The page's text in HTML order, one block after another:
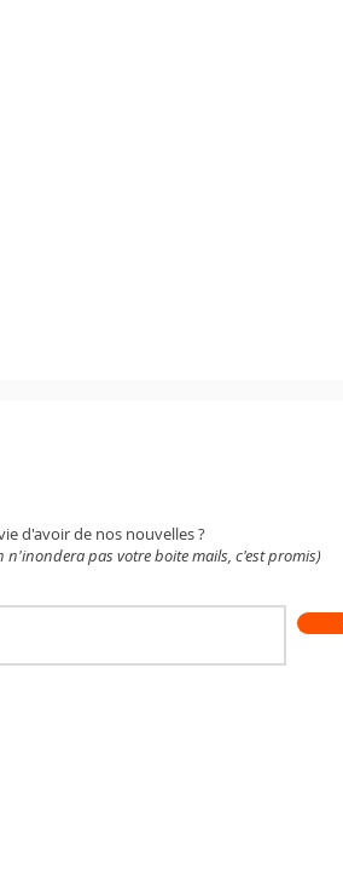
d'avoir de nos nouvelles ?
n'inondera pas votre boite mails, c'est promis)